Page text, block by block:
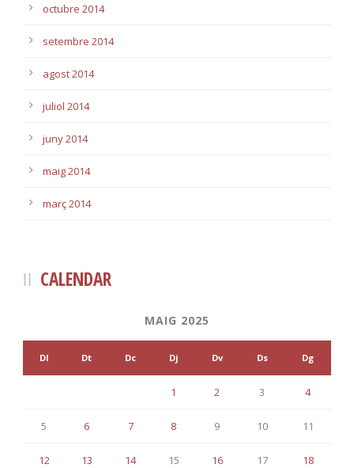
octubre 2014
setembre 2014
agost 2014
juliol 2014
juny 2014
maig 2014
març 2014
CALENDAR
MAIG 2025
Dl Dt Dc Dj Dv Ds Dg
1 2 3 4
5 6 7 8 9 10 11
12 13 14 15 16 17 18